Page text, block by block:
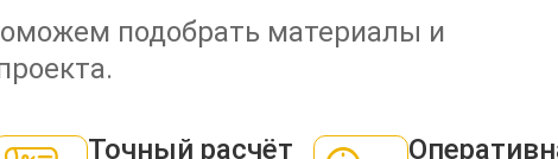
подобрать материалы и
Точный расчёт